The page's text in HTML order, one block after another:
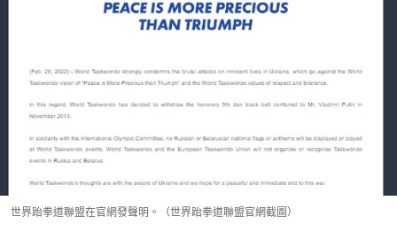
世界跆拳道聯盟在官網發聲明。（世界跆拳道聯盟官網截圖）